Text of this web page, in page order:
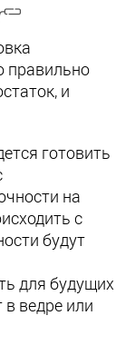
правильно
и
готовить
на
с
будут
для будущих
в ведре или